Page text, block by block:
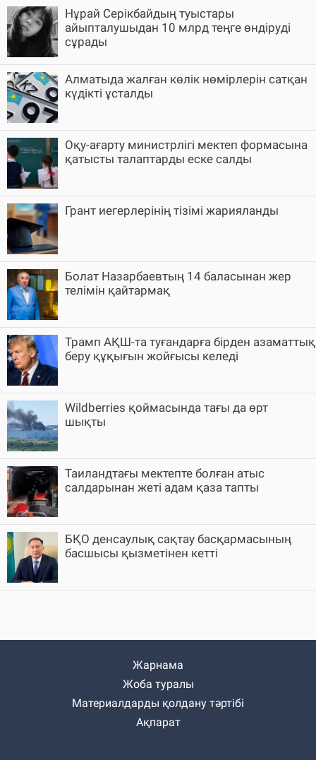
Нұрай Серікбайдың туыстары
айыпталушыдан 10 млрд теңге өндіруді
сұрады
Алматыда жалған көлік нөмірлерін сатқан
күдікті ұсталды
Оқу-ағарту министрлігі мектеп формасына
қатысты талаптарды еске салды
Грант иегерлерінің тізімі жарияланды
Болат Назарбаевтың 14 баласынан жер
телімін қайтармақ
Трамп АҚШ-та туғандарға бірден азаматтық
беру құқығын жойғысы келеді
Wildberries қоймасында тағы да өрт
шықты
Таиландтағы мектепте болған атыс
салдарынан жеті адам қаза тапты
БҚО денсаулық сақтау басқармасының
басшысы қызметінен кетті
Жарнама
Жоба туралы
Материалдарды қолдану тәртібі
Ақпарат